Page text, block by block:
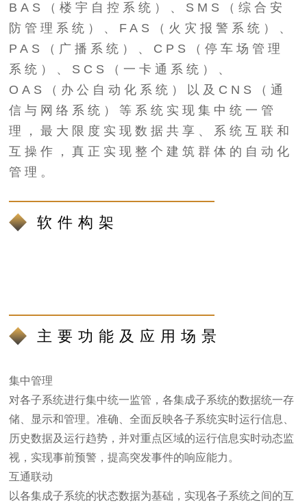
BAS（楼宇自控系统）、SMS（综合安
防管理系统）、FAS（火灾报警系统）、
PAS（广播系统）、CPS（停车场管理
系统）、SCS（一卡通系统）、
OAS（办公自动化系统）以及CNS（通
信与网络系统）等系统实现集中统一管
理，最大限度实现数据共享、系统互联和
互操作，真正实现整个建筑群体的自动化
管理。
软件构架
主要功能及应用场景
集中管理
对各子系统进行集中统一监管，各集成子系统的数据统一存
储、显示和管理。准确、全面反映各子系统实时运行信息、
历史数据及运行趋势，并对重点区域的运行信息实时动态监
视，实现事前预警，提高突发事件的响应能力。
互通联动
以各集成子系统的状态数据为基础，实现各子系统之间的互